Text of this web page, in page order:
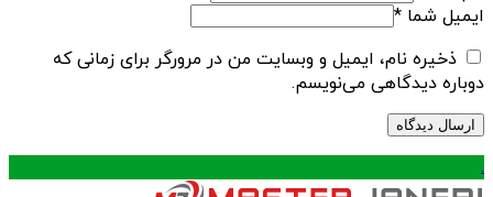
ایمیل شما *
ذخیره نام، ایمیل و وبسایت من در مرورگر برای زمانی که
دوباره دیدگاهی می‌نویسم.
.